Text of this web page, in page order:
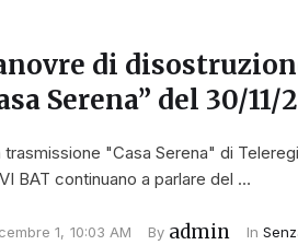
di
Serena” del 30/11/
trasmissione "Casa Serena" di
BAT continuano a parlare del …
1, 10:03 AM By admin In